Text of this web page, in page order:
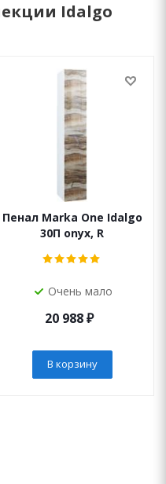
Idalgo
Пенал Marka One Idalgo
30П onyx, R
Очень мало
20 988₽
В корзину